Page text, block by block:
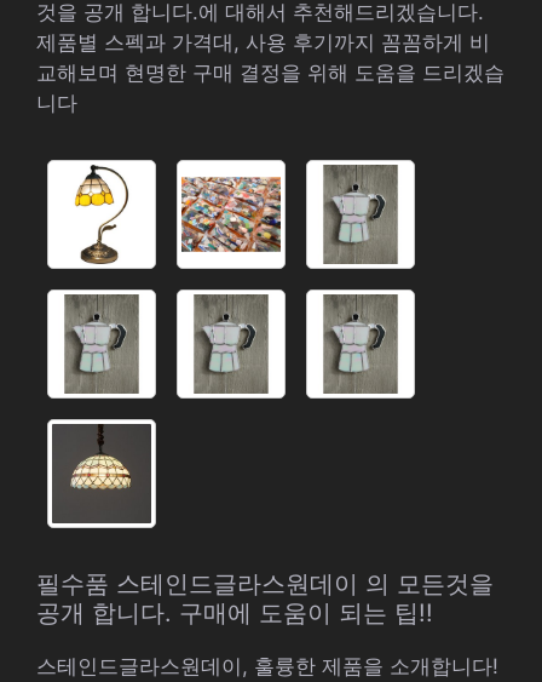
것을 공개 합니다.에 대해서 추천해드리겠습니다.
제품별 스펙과 가격대, 사용 후기까지 꼼꼼하게 비
교해보며 현명한 구매 결정을 위해 도움을 드리겠습
니다
필수품 스테인드글라스원데이 의 모든것을
공개 합니다. 구매에 도움이 되는 팁!!
스테인드글라스원데이, 훌륭한 제품을 소개합니다!